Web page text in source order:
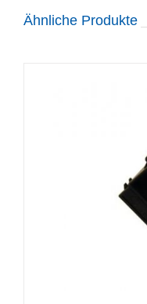
Ähnliche Produkte